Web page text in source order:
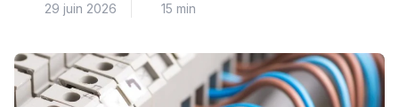
courantes, mais elle soulève des questions légitimes
Lorsque le support résiste au perçage, que le
système de raccordement semble incompréhensible
ou que le poids du luminaire vous inquiète, il est
29 juin 2026 15 min